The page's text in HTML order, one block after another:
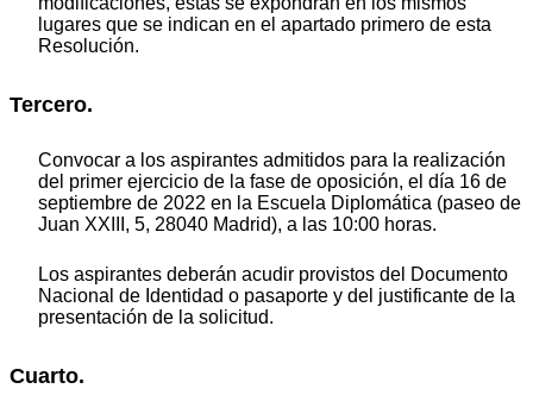
lugares que se indican en el apartado primero de esta
Resolución.
Tercero.
Convocar a los aspirantes admitidos para la realización
del primer ejercicio de la fase de oposición, el día 16 de
septiembre de 2022 en la Escuela Diplomática (paseo de
Juan XXIII, 5, 28040 Madrid), a las 10:00 horas.
Los aspirantes deberán acudir provistos del Documento
Nacional de Identidad o pasaporte y del justificante de la
presentación de la solicitud.
Cuarto.